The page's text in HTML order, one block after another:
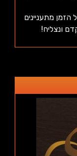
מתעניינים
ונצליח!